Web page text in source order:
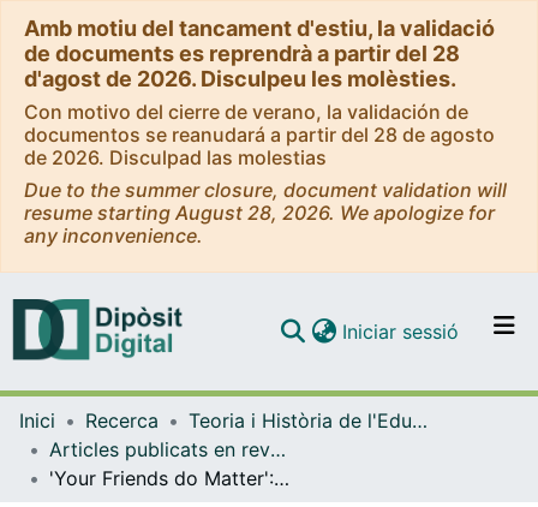
Amb motiu del tancament d'estiu, la validació
de documents es reprendrà a partir del 28
d'agost de 2026. Disculpeu les molèsties.
Con motivo del cierre de verano, la validación de
documentos se reanudará a partir del 28 de agosto
de 2026. Disculpad las molestias
Due to the summer closure, document validation will
resume starting August 28, 2026. We apologize for
any inconvenience.
Navega per tot el DD
Com publicar
Iniciar sessió (current)
Inici Recerca
Teoria i Història de l'Educació
Articles publicats en revistes (Teoria i Història de l'Educació)
'Your Friends do Matter': Peer Group Talk in Adolescence Gender and Violence